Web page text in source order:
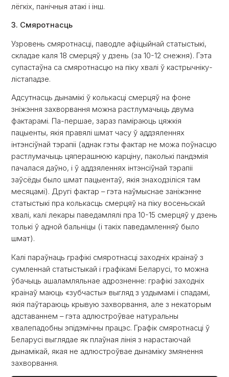
лёгкіх, панічныя атакі і інш.
3. Смяротнасць
Узровень смяротнасці, паводле афіцыйнай статыстыкі,
складае каля 18 смерцяў у дзень (за 10-12 снежня). Гэта
супастаўна са смяротнасцю на піку хвалі ў кастрычніку-
лістападзе.
Адсутнасць дынамікі ў колькасці смерцяў на фоне
зніжэння захворвання можна растлумачыць двума
фактарамі. Па-першае, зараз паміраюць цяжкія
пацыенты, якія правялі шмат часу ў аддзяленнях
інтэнсіўнай тэрапіі (аднак гэты фактар ​​не можа поўнасцю
растлумачыць цяперашнюю карціну, паколькі пандэмія
пачалася даўно, і ў аддзяленнях інтэнсіўнай тэрапіі
заўсёды было шмат пацыентаў, якія знаходзіліся там
месяцамі). Другі фактар ​​– гэта наўмыснае заніжэнне
статыстыкі пра колькасць смерцяў на піку восеньскай
хвалі, калі лекары паведамлялі пра 10-15 смерцяў у дзень
толькі ў адной бальніцы (і такіх паведамленняў было
шмат).
Калі параўнаць графікі смяротнасці заходніх краінаў з
сумленнай статыстыкай і графікамі Беларусі, то можна
ўбачыць ашаламляльнае адрозненне: графікі заходніх
краінаў маюць «зубчасты» выгляд з уздымамі і спадамі,
якія паўтараюць крывую захворвання, але з некаторым
адставаннем – гэта адлюстроўвае натуральны
хвалепадобны эпідэмічны працэс. Графік смяротнасці ў
Беларусі выглядае як плаўная лінія з нарастаючай
дынамікай, якая не адлюстроўвае дынаміку змянення
захворвання.